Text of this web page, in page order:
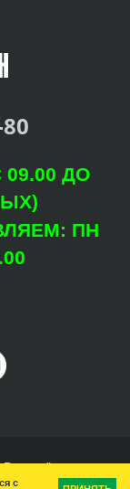
ДО
ПН
Рослин"
с